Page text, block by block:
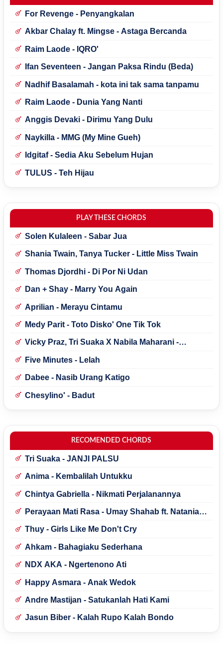
For Revenge - Penyangkalan
Akbar Chalay ft. Mingse - Astaga Bercanda
Raim Laode - IQRO'
Ifan Seventeen - Jangan Paksa Rindu (Beda)
Nadhif Basalamah - kota ini tak sama tanpamu
Raim Laode - Dunia Yang Nanti
Anggis Devaki - Dirimu Yang Dulu
Naykilla - MMG (My Mine Gueh)
Idgitaf - Sedia Aku Sebelum Hujan
TULUS - Teh Hijau
PLAY THESE CHORDS
Solen Kulaleen - Sabar Jua
Shania Twain, Tanya Tucker - Little Miss Twain
Thomas Djordhi - Di Por Ni Udan
Dan + Shay - Marry You Again
Aprilian - Merayu Cintamu
Medy Parit - Toto Disko' One Tik Tok
Vicky Praz, Tri Suaka X Nabila Maharani -
Five Minutes - Lelah
Dabee - Nasib Urang Katigo
Chesylino' - Badut
RECOMENDED CHORDS
Tri Suaka - JANJI PALSU
Anima - Kembalilah Untukku
Chintya Gabriella - Nikmati Perjalanannya
Perayaan Mati Rasa - Umay Shahab ft. Natania
Thuy - Girls Like Me Don't Cry
Ahkam - Bahagiaku Sederhana
NDX AKA - Ngertenono Ati
Happy Asmara - Anak Wedok
Andre Mastijan - Satukanlah Hati Kami
Jasun Biber - Kalah Rupo Kalah Bondo